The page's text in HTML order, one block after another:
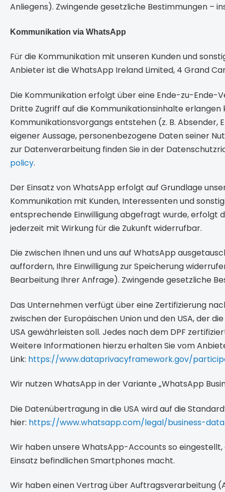
Anliegens). Zwingende gesetzliche Bestimmungen –
Kommunikation via WhatsApp
Für die Kommunikation mit unseren Kunden und
Anbieter ist die WhatsApp Ireland Limited, 4 Grand
Die Kommunikation erfolgt über eine Ende-zu-
Dritte Zugriff auf die Kommunikationsinhalte
Kommunikationsvorgangs entstehen (z. B.
eigener Aussage, personenbezogene Daten seiner
zur Datenverarbeitung finden Sie in der
policy.
Der Einsatz von WhatsApp erfolgt auf Grundlage
Kommunikation mit Kunden, Interessenten und
entsprechende Einwilligung abgefragt wurde, erfolgt
jederzeit mit Wirkung für die Zukunft widerrufbar.
Die zwischen Ihnen und uns auf WhatsApp
auffordern, Ihre Einwilligung zur Speicherung
Bearbeitung Ihrer Anfrage). Zwingende gesetzliche
Das Unternehmen verfügt über eine Zertifizierung
zwischen der Europäischen Union und den USA, der
USA gewährleisten soll. Jedes nach dem DPF
Weitere Informationen hierzu erhalten Sie vom
Link: https://www.dataprivacyframework.gov/
Wir nutzen WhatsApp in der Variante „WhatsApp
Die Datenübertragung in die USA wird auf die
hier: https://www.whatsapp.com/legal/business-
Wir haben unsere WhatsApp-Accounts so
Einsatz befindlichen Smartphones macht.
Wir haben einen Vertrag über Auftragsverarbeitung